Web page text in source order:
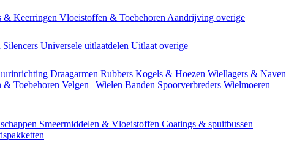
& Keerringen Vloeistoffen & Toebehoren Aandrijving overige
Silencers Universele uitlaatdelen Uitlaat overige
Draagarmen Rubbers Kogels & Hoezen Wiellagers & Naven
& Toebehoren Velgen | Wielen Banden Spoorverbreders Wielmoeren
Smeermiddelen & Vloeistoffen Coatings & spuitbussen